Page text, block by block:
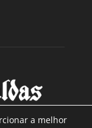
a melhor